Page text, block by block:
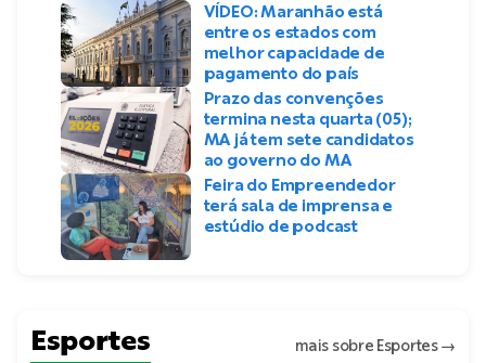
VÍDEO: Maranhão está
entre os estados com
melhor capacidade de
pagamento do país
Prazo das convenções
termina nesta quarta (05);
MA já tem sete candidatos
ao governo do MA
Feira do Empreendedor
terá sala de imprensa e
estúdio de podcast
Esportes mais sobre Esportes→